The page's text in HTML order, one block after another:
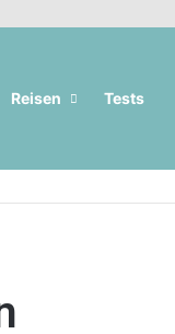
Reisen Tests